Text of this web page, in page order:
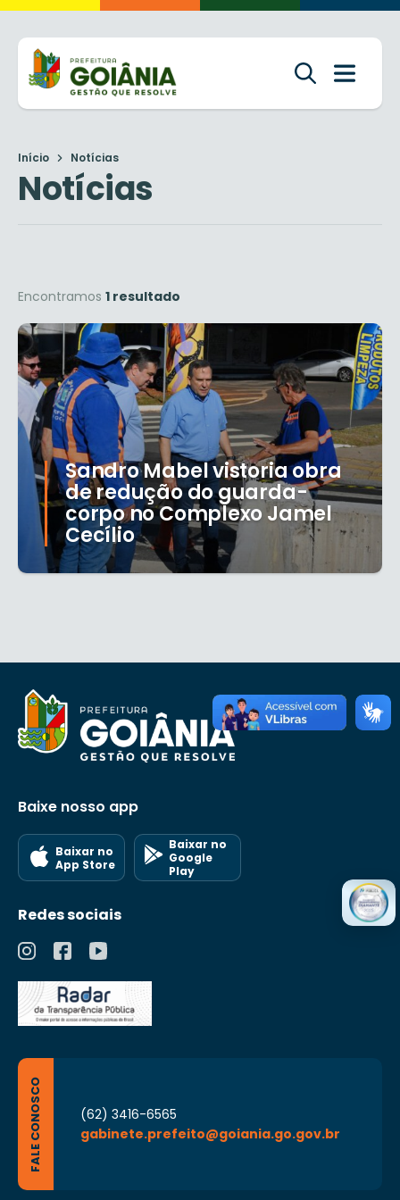
Início Notícias
Notícias
Encontramos 1 resultado
Sandro Mabel vistoria obra
de redução do guarda-
corpo no Complexo Jamel
Cecílio
Baixe nosso app
Baixar no
App Store
Baixar no
Google
Play
Redes sociais
FALE CONOSCO
(62) 3416-6565
gabinete.prefeito@goiania.go.gov.br